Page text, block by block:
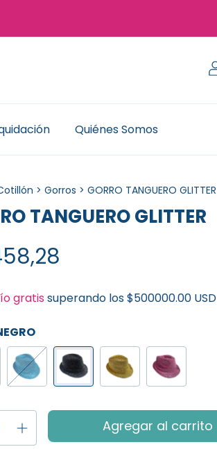
Quiénes Somos
> Gorros > GORRO TANGUERO GLITTER
TANGUERO GLITTER
gratis superando los$500000.00 USD